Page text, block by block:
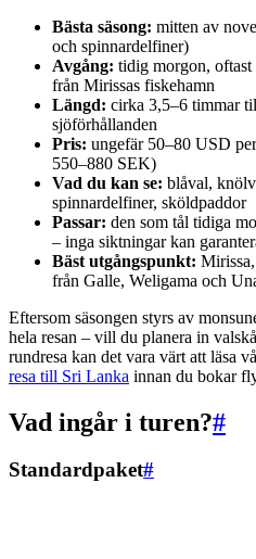
Bästa säsong: mitten av
och spinnardelfiner)
Avgång: tidig morgon,
från Mirissas fiskehamn
Längd: cirka 3,5–6 timmar
sjöförhållanden
Pris: ungefär 50–80 USD
550–880 SEK)
Vad du kan se: blåval,
spinnardelfiner, sköldpaddor
Passar: den som tål tidiga
– inga siktningar kan
Bäst utgångspunkt:
från Galle, Weligama och
Eftersom säsongen styrs av
hela resan – vill du planera in
rundresa kan det vara värt att läsa
resa till Sri Lanka innan du bokar
Vad ingår i turen?#
Standardpaket#